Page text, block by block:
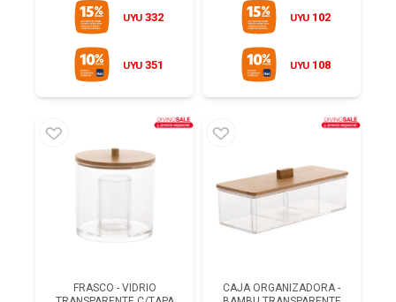
UYU 332
UYU 351
UYU 102
UYU 108
FRASCO - VIDRIO
CAJA ORGANIZADORA -